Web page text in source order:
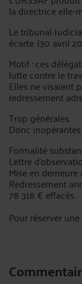
la directrice elle-
Le tribunal
écarte. (30 avril
Motif : ces
lutte contre le
Elles ne visaient
redressement
Trop générales.
Donc
Formalité
Lettre
Mise en demeure
Redressement
78 318 € effacés.
Pour réserver